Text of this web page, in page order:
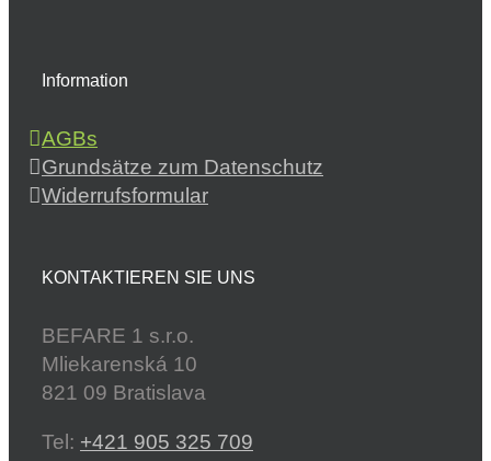
Information
AGBs
Grundsätze zum Datenschutz
Widerrufsformular
KONTAKTIEREN SIE UNS
BEFARE 1 s.r.o.
Mliekarenská 10
821 09 Bratislava
Tel: +421 905 325 709